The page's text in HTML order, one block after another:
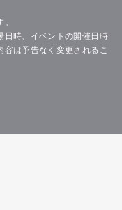
時、イベントの開催日時
容は予告なく変更されるこ